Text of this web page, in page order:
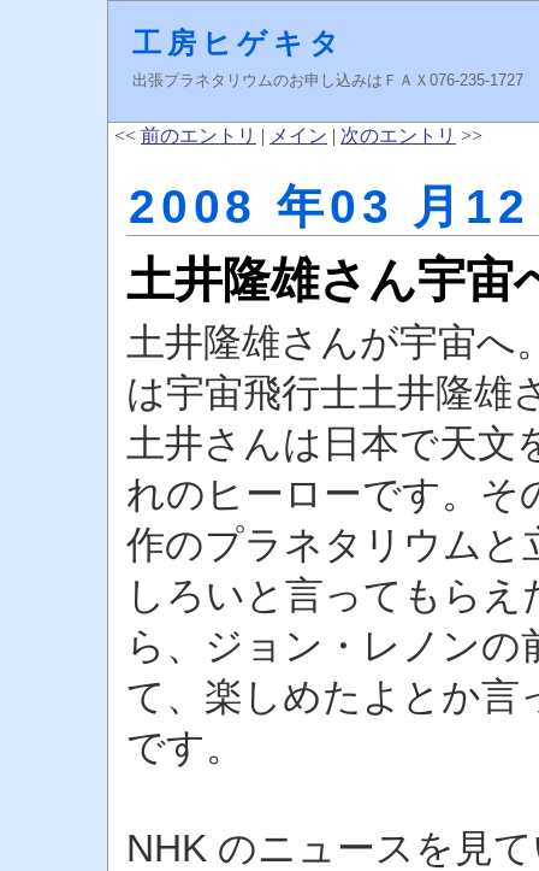
工房ヒゲキタ
出張プラネタリウムのお申し込みはＦＡＸ076-235-
<< 前のエントリ | メイン | 次のエントリ >>
2008 年03 月
土井隆雄さん宇宙
土井隆雄さんが宇宙へ
は宇宙飛行士土井隆雄
土井さんは日本で天文
れのヒーローです。そ
作のプラネタリウムと
しろいと言ってもら
ら、ジョン・レノン
て、楽しめたよとか
です。
NHK のニュースを見